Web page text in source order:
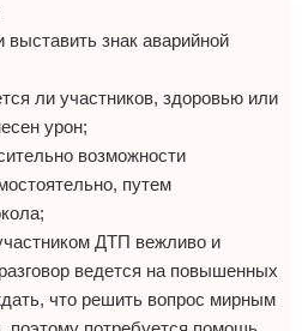
выставить знак аварийной
ли участников, здоровью или
урон;
возможности
путем
ДТП вежливо и
ведется на повышенных
что решить вопрос мирным